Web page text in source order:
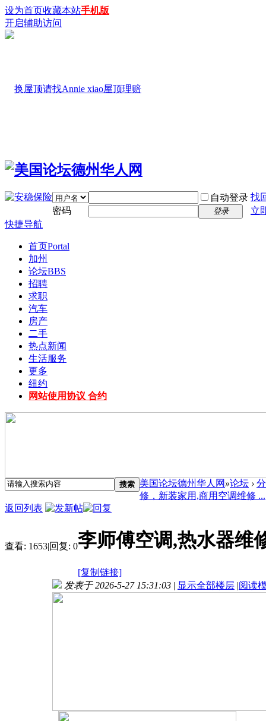
设为首页收藏本站手机版
开启辅助访问
自动登录 找
密码
登录
立
快捷导航
首页Portal
加州
论坛BBS
招聘
求职
汽车
房产
二手
热点新闻
生活服务
更多
纽约
网站使用协议 合约
搜索 美国论坛德州华人网 »论坛 ›
修，新装家用,商用空调维修 ...
返回列表
查看: 1653|回复: 0李师傅空调,热水器维
[复制链接]
发表于 2026-5-27 15:31:03 | 显示全部楼层 |阅读